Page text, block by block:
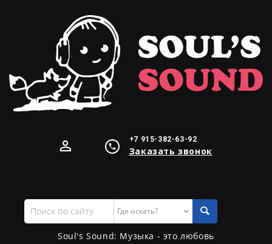
+7 915-382-63-92
Заказать звонок
Поиск
по
сайту
Soul's Sound: Музыка - это любовь